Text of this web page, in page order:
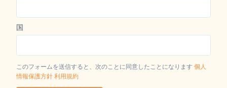
国
このフォームを送信すると、次のことに同意したことになります 個人
情報保護方針 利用規約